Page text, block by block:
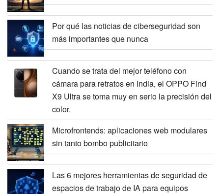
Por qué las noticias de ciberseguridad son
más importantes que nunca
Cuando se trata del mejor teléfono con
cámara para retratos en India, el OPPO Find
X9 Ultra se toma muy en serio la precisión del
color.
Microfrontends: aplicaciones web modulares
sin tanto bombo publicitario
Las 6 mejores herramientas de seguridad de
espacios de trabajo de IA para equipos